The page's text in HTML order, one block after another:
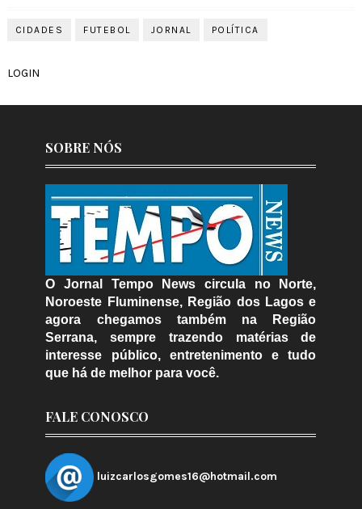
CIDADES FUTEBOL JORNAL POLÍTICA
LOGIN
SOBRE NÓS
O Jornal Tempo News circula no Norte,
Noroeste Fluminense, Região dos Lagos e
agora chegamos também na Região
Serrana, sempre trazendo matérias de
interesse público, entretenimento e tudo
que há de melhor para você.
FALE CONOSCO
luizcarlosgomes16@hotmail.com